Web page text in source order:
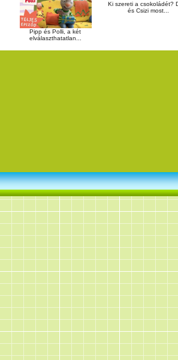
Pipp és Polli, a két
elválaszthatatlan...
Ki szereti a csokoládét?
és Csizi most...